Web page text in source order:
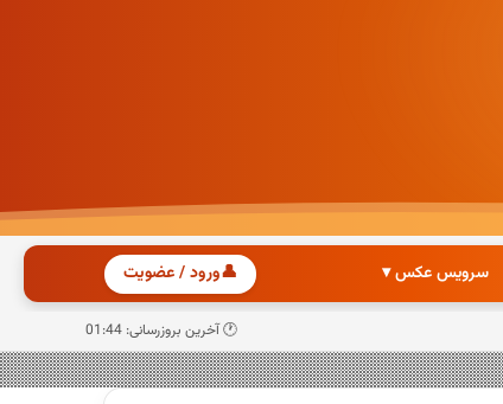
سرویس عکس ▾ 👤ورود / عضویت
🕐 آخرین بروزرسانی: 01:44